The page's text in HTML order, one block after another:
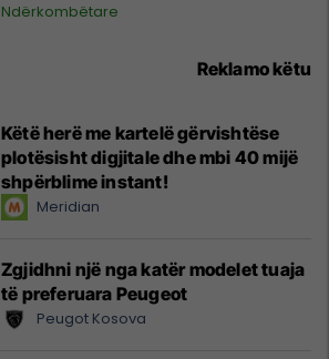
Ndërkombëtare
Reklamo këtu
Këtë herë me kartelë gërvishtëse
plotësisht digjitale dhe mbi 40 mijë
shpërblime instant!
Meridian
Zgjidhni një nga katër modelet tuaja
të preferuara Peugeot
Peugot Kosova